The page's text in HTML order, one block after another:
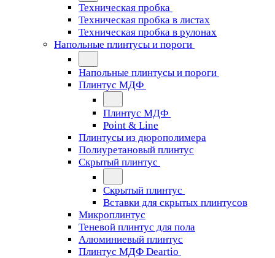
Техническая пробка
Техническая пробка в листах
Техническая пробка в рулонах
Напольные плинтусы и пороги
Напольные плинтусы и пороги
Плинтус МДФ
Плинтус МДФ
Point & Line
Плинтусы из дюрополимера
Полиуретановый плинтус
Скрытый плинтус
Скрытый плинтус
Вставки для скрытых плинтусов
Микроплинтус
Теневой плинтус для пола
Алюминиевый плинтус
Плинтус МДФ Deartio